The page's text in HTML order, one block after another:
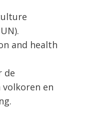
and health
de
volkoren en